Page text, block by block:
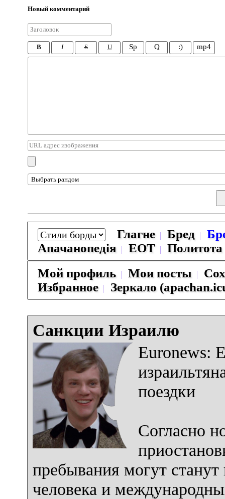
Новый комментарий
B I S U Sp Q :) mp4
Глагне Бред
Апачанопедiя
ЕОТ
Политота
Мой профиль
Мои посты
Избранное
Зеркало
Санкции Израилю
Euronews:
поездки
Согласно
пребывания могут
человека и